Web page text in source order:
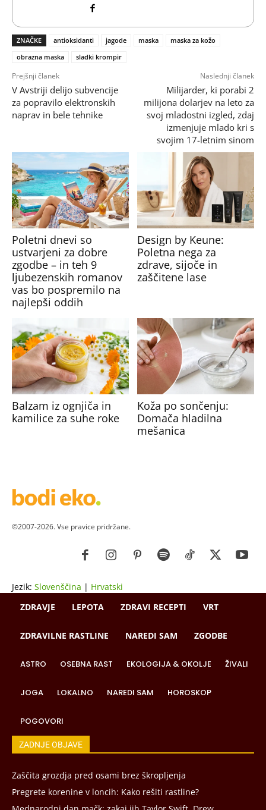
ZNAČKE antioksidanti jagode maska
maska za kožo
obrazna maska
sladki krompir
Prejšnji članek
V Avstriji delijo subvencije
za popravilo elektronskih
naprav in bele tehnike
Naslednji članek
Milijarder, ki porabi 2
milijona dolarjev na leto za
svoj mladostni izgled, zdaj
izmenjuje mlado kri s
svojim 17-letnim sinom
Poletni dnevi so
ustvarjeni za dobre
zgodbe – in teh 9
ljubezenskih romanov
vas bo pospremilo na
najlepši oddih
Design by Keune:
Poletna nega za
zdrave, sijoče in
zaščitene lase
Balzam iz ognjiča in
kamilice za suhe roke
Koža po sončenju:
Domača hladilna
mešanica
©2007-2026. Vse pravice pridržane.
Jezik: Slovenščina | Hrvatski
ZDRAVJE
LEPOTA ZDRAVI RECEPTI VRT
ZDRAVILNE RASTLINE NAREDI SAM ZGODBE
ASTRO OSEBNA RAST EKOLOGIJA & OKOLJE ŽIVALI
JOGA LOKALNO NAREDI SAM HOROSKOP
POGOVORI
ZADNJE OBJAVE
Zaščita grozdja pred osami brez škropljenja
Pregrete korenine v loncih: Kako rešiti rastline?